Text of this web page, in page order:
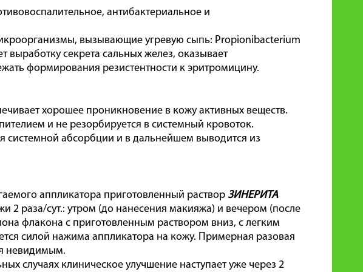
антибактериальное и
вызывающие угревую сыпь: Propionibacterium
секрета сальных желез, оказывает
формирования резистентности к эритромицину.
хорошее проникновение в кожу активных веществ.
и не резорбируется в системный кровоток.
системной абсорбции и в дальнейшем выводится из
аппликатора приготовленный раствор ЗИНЕРИТА
2 раза/сут.: утром (до нанесения макияжа) и вечером (после
флакона с приготовленным раствором вниз, с легким
силой нажима аппликатора на кожу. Примерная разовая
невидимым.
случаях клиническое улучшение наступает уже через 2